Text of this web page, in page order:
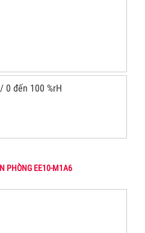
0 đến 100 %rH
PHÒNG EE10-M1A6